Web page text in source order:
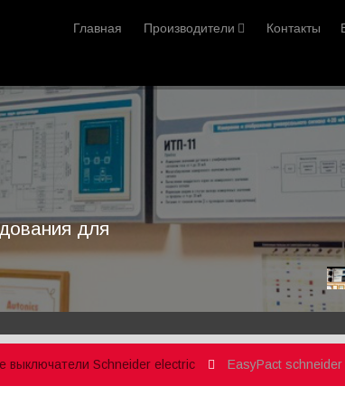
Главная Производители Контакты
для
большую часть
выключатели Schneider electric EasyPact